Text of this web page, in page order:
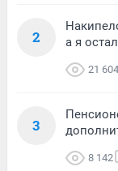
2
а я
21 604
3
8 142